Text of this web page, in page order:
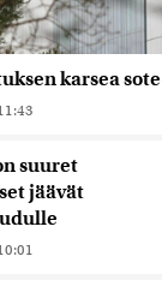
karsea
suuret
jäävät